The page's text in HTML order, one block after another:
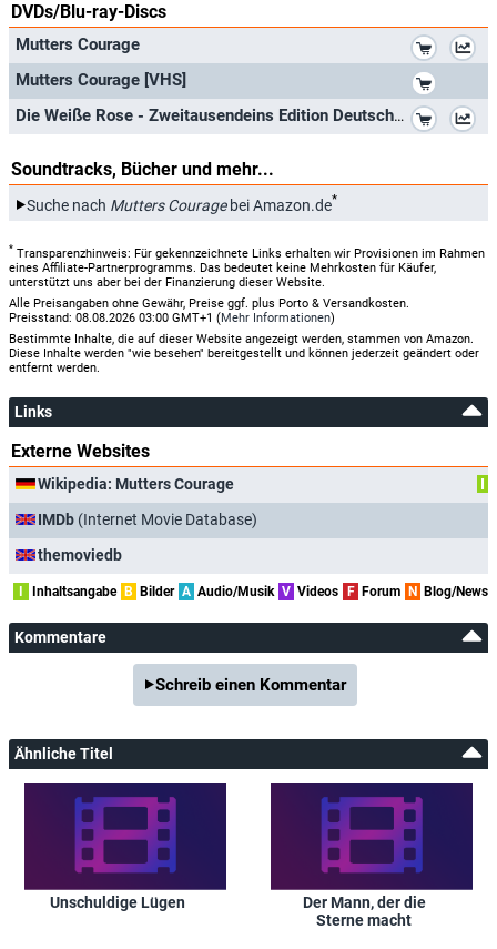
DVDs/Blu-ray-Discs
Mutters Courage
Mutters Courage [VHS]
Die Weiße Rose - Zweitausendeins Edition Deutscher Film 1/1982.
Soundtracks, Bücher und mehr...
Suche nach Mutters Couragebei Amazon.de*
* Transparenzhinweis: Für gekennzeichnete Links erhalten wir Provisionen im Rahmen
eines Affiliate-Partnerprogramms. Das bedeutet keine Mehrkosten für Käufer,
unterstützt uns aber bei der Finanzierung dieser Website.
Alle Preisangaben ohne Gewähr, Preise ggf. plus Porto & Versandkosten.
Preisstand: 08.08.2026 03:00 GMT+1 (Mehr Informationen)
Bestimmte Inhalte, die auf dieser Website angezeigt werden, stammen von Amazon.
Diese Inhalte werden "wie besehen" bereitgestellt und können jederzeit geändert oder
entfernt werden.
Links
Externe Websites
Wikipedia: Mutters Courage
I
IMDb (Internet Movie Database)
themoviedb
I Inhaltsangabe B Bilder A Audio/Musik V Videos F Forum N Blog/News
Kommentare
Schreib einen Kommentar
Ähnliche Titel
Unschuldige Lügen
Der Mann, der die
Sterne macht